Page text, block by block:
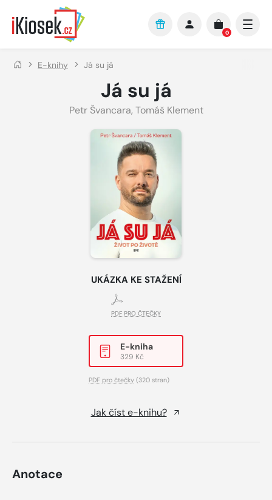
Přejít na hlavní obsah
0
E-knihy Já su já
Já su já
Petr Švancara, Tomáš Klement
UKÁZKA KE STAŽENÍ
PDF PRO ČTEČKY
E-kniha
329 Kč
PDF pro čtečky (320 stran)
Jak číst e-knihu?
Anotace